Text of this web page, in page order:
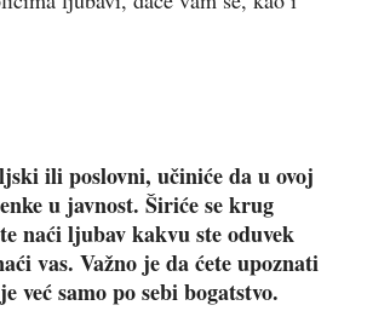
ili poslovni, učiniće da u ovoj
u javnost. Širiće se krug
naći ljubav kakvu ste oduvek
vas. Važno je da ćete upoznati
već samo po sebi bogatstvo.